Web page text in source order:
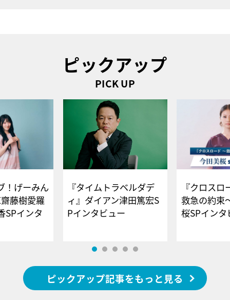
ピックアップ
PICK UP
！げーみん
藤樹愛羅
SPインタ
『タイムトラベルダデ
ィ』ダイアン津田篤宏S
Pインタビュー
『クロス
救急の約束
桜SPイ
ピックアップ記事をもっと見る